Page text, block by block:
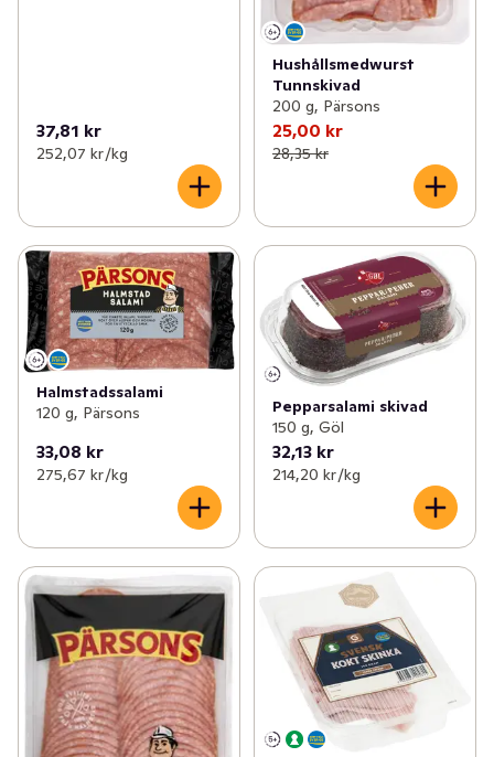
37,81 kr
252,07 kr /kg
Hushållsmedwurst
Tunnskivad
200 g, Pärsons
25,00 kr
28,35 kr
Halmstadssalami
120 g, Pärsons
33,08 kr
275,67 kr /kg
Pepparsalami skivad
150 g, Göl
32,13 kr
214,20 kr /kg